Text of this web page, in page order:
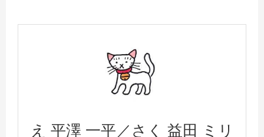
え 平澤 一平／さく 益田 ミリ